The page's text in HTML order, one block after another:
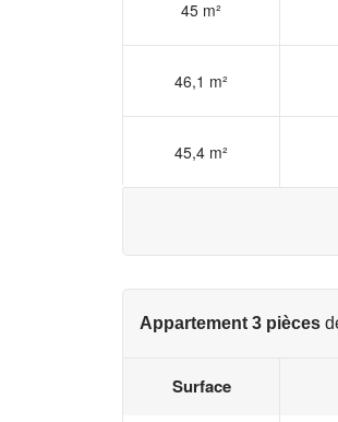
45 m²
46,1 m²
45,4 m²
Appartement 3 pièces
Surface